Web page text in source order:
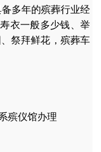
备多年的殡葬行业经
衣一般多少钱 、举
、祭拜鲜花 ， 殡葬车
殡仪馆办理